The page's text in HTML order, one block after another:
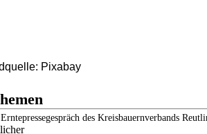
Erntepressegespräch des Kreisbauernverbands